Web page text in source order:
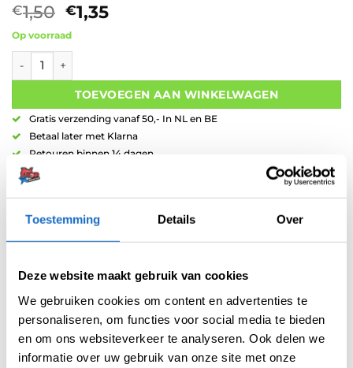
Toestemming Details Over
Deze website maakt gebruik van cookies
We gebruiken cookies om content en advertenties te
personaliseren, om functies voor social media te bieden
en om ons websiteverkeer te analyseren. Ook delen we
informatie over uw gebruik van onze site met onze
€1,50 Oorspronkelijke
prijs
was:
€1,50.
€1,35Huidige
Op voorraad
Winmau Prism Delta Flight Danny Noppert 6915.270 aantal
TOEVOEGEN AAN WINKELWAGEN
Gratis verzending vanaf 50,- In NL en BE
Betaal later met Klarna
Retouren binnen 14 dagen
Artikelnummer:212403
Categorieën: 100 Micron Flights ,Flights,Spelers Flights,Standaard
Winmau Flights
Tag: Danny Noppert
Merk: Winmau